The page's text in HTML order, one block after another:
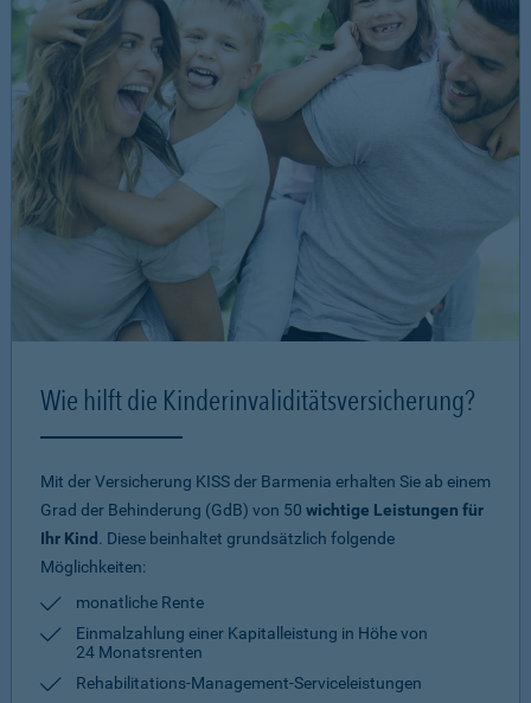
Wie hilft die Kinderinvaliditätsversicherung?
Mit der Versicherung KISS der Barmenia erhalten Sie ab einem
Grad der Behinderung (GdB) von 50 wichtige Leistungen für
Ihr Kind . Diese beinhaltet grundsätzlich folgende
Möglichkeiten:
monatliche Rente
Einmalzahlung einer Kapitalleistung in Höhe von
24 Monatsrenten
Rehabilitations-Management-Serviceleistungen